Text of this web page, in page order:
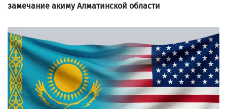
замечание акиму Алматинской области